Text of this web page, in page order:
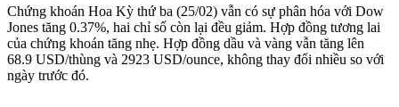
Chứng khoán Hoa Kỳ thứ ba (25/02) vẫn có sự phân hóa với Dow
Jones tăng 0.37%, hai chỉ số còn lại đều giảm. Hợp đồng tương lai
của chứng khoán tăng nhẹ. Hợp đồng dầu và vàng vẫn tăng lên
68.9 USD/thùng và 2923 USD/ounce, không thay đổi nhiều so với
ngày trước đó.